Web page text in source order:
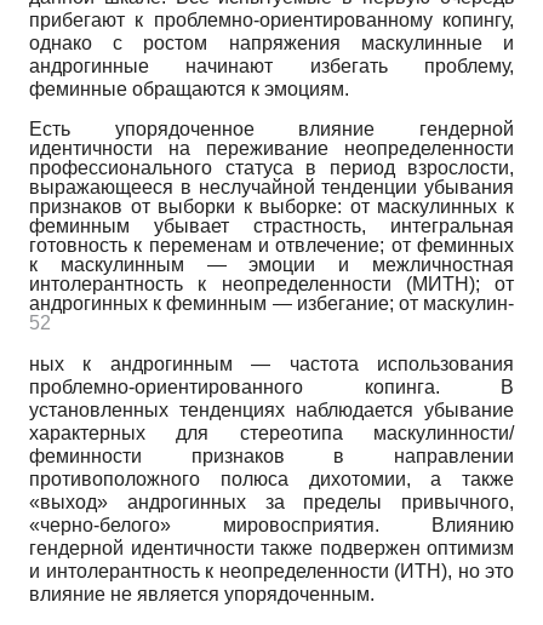
прибегают к проблемно-ориентированному копингу,
однако с ростом напряжения маскулинные и
андрогинные начинают избегать проблему,
феминные обращаются к эмоциям.
Есть упорядоченное влияние ген­дерной
идентичности на переживание неопределенности
профессионального статуса в период взрослости,
выражающееся в неслучайной тенденции убывания
признаков от выборки к выборке: от маскулинных к
феминным убывает страстность, интегральная
готовность к переменам и отвлечение; от феминных
к маскулинным — эмоции и межличностная
интолерантность к неопределенности (МИТН); от
андрогинных к феминным — избегание; от маскулин-
52
ных к андрогинным — частота использования
проблемно-ориентированного копинга. В
установленных тенденциях наблюдается убывание
характерных для стереотипа маскулинности/
феминности признаков в направлении
противоположного полюса дихотомии, а также
«выход» андрогинных за пределы привычного,
«черно-белого» мировосприятия. Влиянию
гендерной идентичности также подвержен оптимизм
и интолерантность к неопределенности (ИТН), но это
влияние не является упорядоченным.